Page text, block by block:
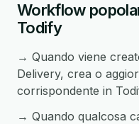
Workflow
Todify
→ Quando viene
Delivery, crea o
corrispondente in
→ Quando qualcosa